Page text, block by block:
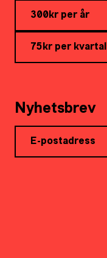
300kr per år
75kr per kvartal
Nyhetsbrev